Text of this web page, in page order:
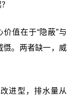
值在于“隐蔽”与
慑。两者缺一，威
进型，排水量从